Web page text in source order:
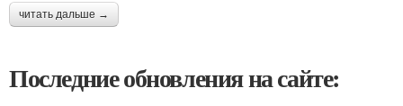
читать дальше →
Последние обновления на сайте: